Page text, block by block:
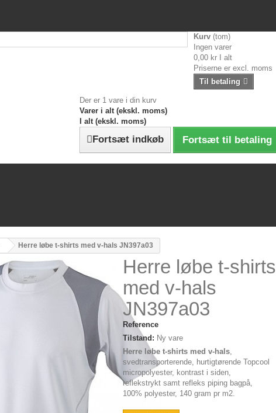
Kurv (tom)
Ingen varer
0,00 kr
I alt
Priserne er excl. moms
Til betaling
Der er 1 vare i din kurv
Varer i alt (ekskl. moms)
I alt (ekskl. moms)
Fortsæt indkøb Fortsæt til betaling
Herre løbe t-shirts med v-hals JN397a03
Herre løbe t-shirts
med v-hals
JN397a03
Reference
Tilstand: Ny vare
Herre løbe t-shirts med v-hals,
svedtransporterende, hurtigtørende Topcool
micropolyester, kontrast i siden,
reflekstrykt samt refleks piping bagpå,
100% polyester, 140 gram pr m2.